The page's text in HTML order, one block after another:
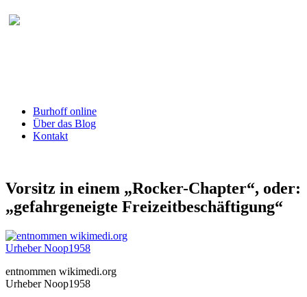
Burhoff online
Über das Blog
Kontakt
Vorsitz in einem „Rocker-Chapter“, oder:
„gefahrgeneigte Freizeitbeschäftigung“
entnommen wikimedi.org
Urheber Noop1958